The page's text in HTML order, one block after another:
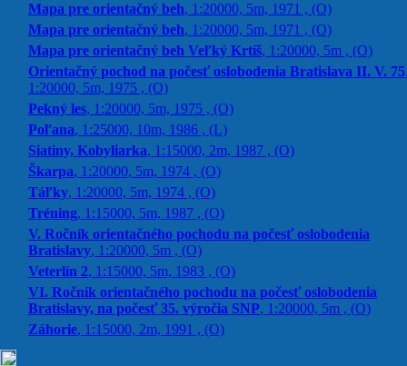
Mapa pre orientačný beh, 1:20000, 5m, 1971 , (O)
Mapa pre orientačný beh, 1:20000, 5m, 1971 , (O)
Mapa pre orientačný beh Veľký Krtíš, 1:20000, 5m , (O)
Orientačný pochod na počesť oslobodenia Bratislava II. V. 75
1:20000, 5m, 1975 , (O)
Pekný les, 1:20000, 5m, 1975 , (O)
Poľana, 1:25000, 10m, 1986 , (L)
Siatiny, Kobyliarka, 1:15000, 2m, 1987 , (O)
Škarpa, 1:20000, 5m, 1974 , (O)
Táľky, 1:20000, 5m, 1974 , (O)
Tréning, 1:15000, 5m, 1987 , (O)
V. Ročník orientačného pochodu na počesť oslobodenia
Bratislavy, 1:20000, 5m , (O)
Veterlín 2, 1:15000, 5m, 1983 , (O)
VI. Ročník orientačného pochodu na počesť oslobodenia
Bratislavy, na počesť 35. výročia SNP, 1:20000, 5m , (O)
Záhorie, 1:15000, 2m, 1991 , (O)